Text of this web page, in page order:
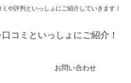
や評判といっしょにご紹介していきます！
コミといっしょにご紹介！
お問い合わせ